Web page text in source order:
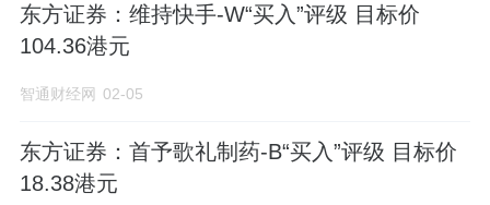
东方证券：维持快手-W“买入”评级 目标价
104.36港元
智通财经网 02-05
东方证券：首予歌礼制药-B“买入”评级 目标价
18.38港元